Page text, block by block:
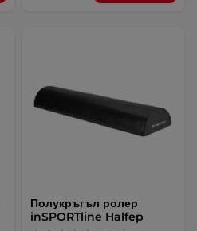
Полукръгъл ролер
inSPORTline Halfep